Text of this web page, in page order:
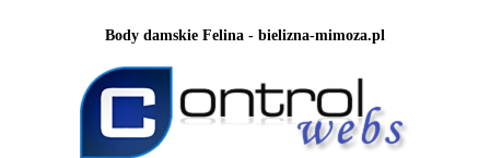
Body damskie Felina - bielizna-mimoza.pl